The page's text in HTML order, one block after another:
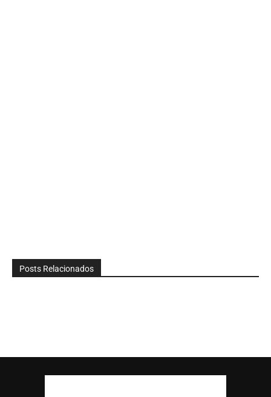
Posts Relacionados